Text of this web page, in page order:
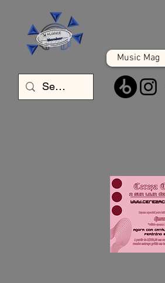
Music Mag